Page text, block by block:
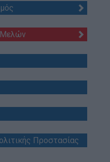
Μελών
Προστασίας